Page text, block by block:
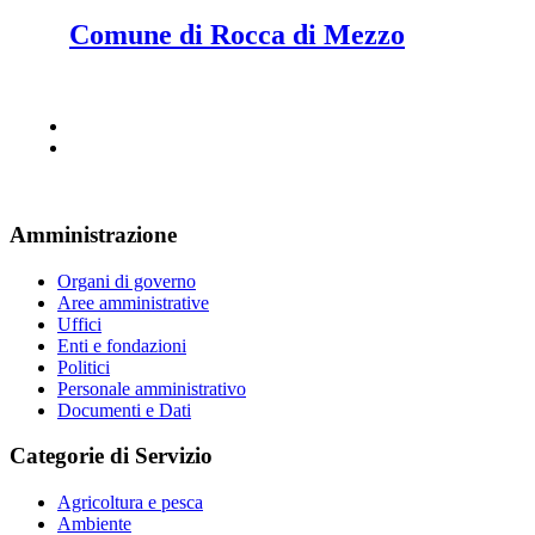
Comune di Rocca di Mezzo
Amministrazione
Organi di governo
Aree amministrative
Uffici
Enti e fondazioni
Politici
Personale amministrativo
Documenti e Dati
Categorie di Servizio
Agricoltura e pesca
Ambiente